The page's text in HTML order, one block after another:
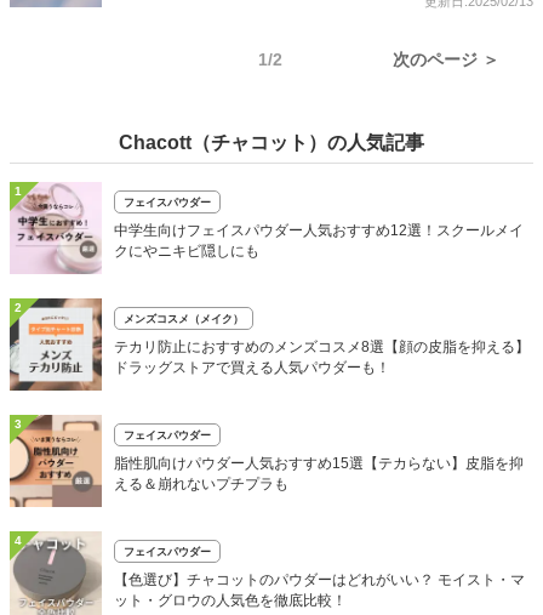
1/2 次のページ ＞
Chacott（チャコット）の人気記事
1
フェイスパウダー
中学生向けフェイスパウダー人気おすすめ12選！スクールメイ
クにやニキビ隠しにも
2
メンズコスメ（メイク）
テカリ防止におすすめのメンズコスメ8選【顔の皮脂を抑える】
ドラッグストアで買える人気パウダーも！
3
フェイスパウダー
脂性肌向けパウダー人気おすすめ15選【テカらない】皮脂を抑
える＆崩れないプチプラも
4
フェイスパウダー
【色選び】チャコットのパウダーはどれがいい？ モイスト・マ
ット・グロウの人気色を徹底比較！